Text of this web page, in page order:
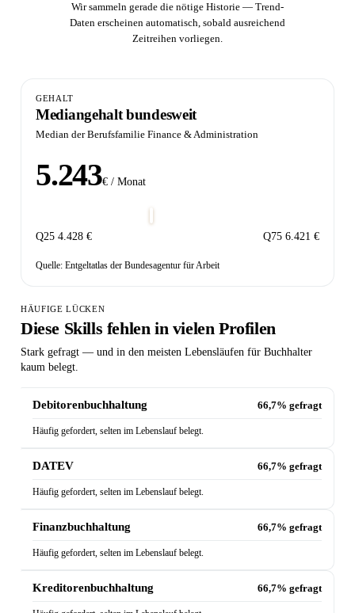
Wir sammeln gerade die nötige Historie — Trend-
Daten erscheinen automatisch, sobald ausreichend
Zeitreihen vorliegen.
GEHALT
Mediangehalt bundesweit
Median der Berufsfamilie Finance & Administration
5.243€ / Monat
Q25 4.428 € Q75 6.421 €
Quelle: Entgeltatlas der Bundesagentur für Arbeit
HÄUFIGE LÜCKEN
Diese Skills fehlen in vielen Profilen
Stark gefragt — und in den meisten Lebensläufen für Buchhalter
kaum belegt.
Debitorenbuchhaltung 66,7% gefragt
Häufig gefordert, selten im Lebenslauf belegt.
DATEV 66,7% gefragt
Häufig gefordert, selten im Lebenslauf belegt.
Finanzbuchhaltung 66,7% gefragt
Häufig gefordert, selten im Lebenslauf belegt.
Kreditorenbuchhaltung 66,7% gefragt